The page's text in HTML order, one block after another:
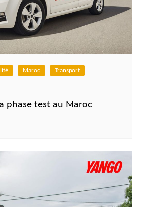
Maroc Transport
phase test au Maroc